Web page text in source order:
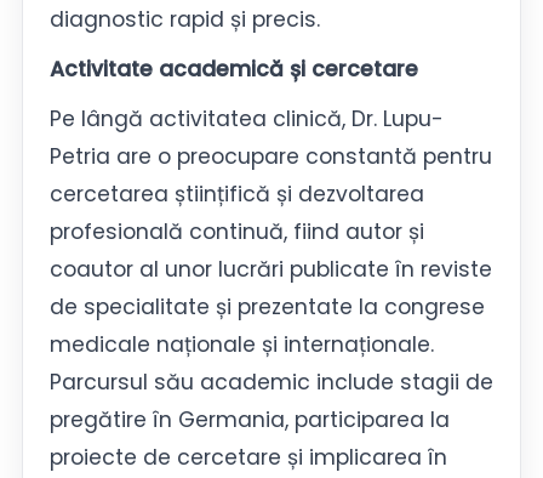
diagnostic rapid și precis.
Activitate academică și cercetare
Pe lângă activitatea clinică, Dr. Lupu-
Petria are o preocupare constantă pentru
cercetarea științifică și dezvoltarea
profesională continuă, fiind autor și
coautor al unor lucrări publicate în reviste
de specialitate și prezentate la congrese
medicale naționale și internaționale.
Parcursul său academic include stagii de
pregătire în Germania, participarea la
proiecte de cercetare și implicarea în